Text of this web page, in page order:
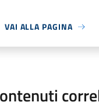
VAI ALLA PAGINA